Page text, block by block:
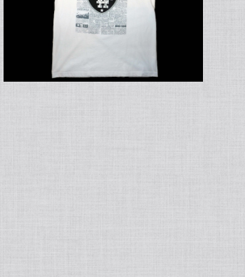
HOODSTAR "CHUCKS " アウト
レット商品
¥2,200